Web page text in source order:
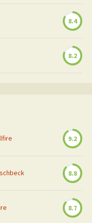
8.4
8.2
9.2
8.8
8.7